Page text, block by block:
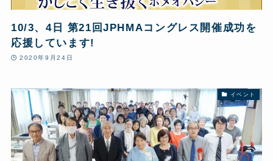
10/3、4日 第21回JPHMAコングレス開催成功を
応援しています!
2020年9月24日
イベント